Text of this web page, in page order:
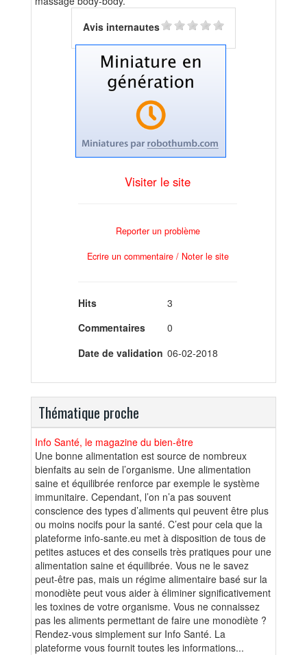
Avis internautes
Visiter le site
Reporter un problème
Ecrire un commentaire / Noter le site
Hits
3
Commentaires
0
Date de validation 06-02-2018
Thématique proche
Info Santé, le magazine du bien-être
Une bonne alimentation est source de nombreux
bienfaits au sein de l’organisme. Une alimentation
saine et équilibrée renforce par exemple le système
immunitaire. Cependant, l’on n’a pas souvent
conscience des types d’aliments qui peuvent être plus
ou moins nocifs pour la santé. C’est pour cela que la
plateforme info-sante.eu met à disposition de tous de
petites astuces et des conseils très pratiques pour une
alimentation saine et équilibrée. Vous ne le savez
peut-être pas, mais un régime alimentaire basé sur la
monodiète peut vous aider à éliminer significativement
les toxines de votre organisme. Vous ne connaissez
pas les aliments permettant de faire une monodiète ?
Rendez-vous simplement sur Info Santé. La
plateforme vous fournit toutes les informations...